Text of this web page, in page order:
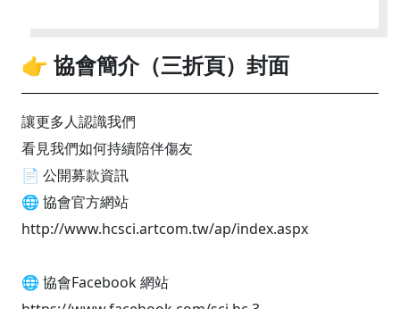
👉 協會簡介（三折頁）封面
讓更多人認識我們
看見我們如何持續陪伴傷友
📄 公開募款資訊
🌐 協會官方網站
http://www.hcsci.artcom.tw/ap/index.aspx
🌐 協會Facebook 網站